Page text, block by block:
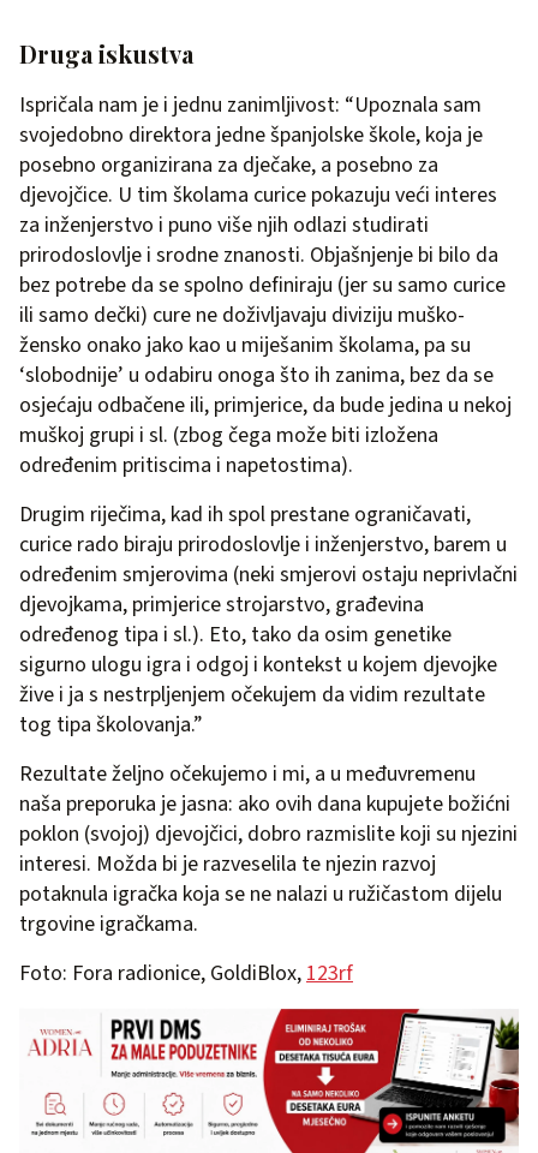
Druga iskustva
Ispričala nam je i jednu zanimljivost: “Upoznala sam
svojedobno direktora jedne španjolske škole, koja je
posebno organizirana za dječake, a posebno za
djevojčice. U tim školama curice pokazuju veći interes
za inženjerstvo i puno više njih odlazi studirati
prirodoslovlje i srodne znanosti. Objašnjenje bi bilo da
bez potrebe da se spolno definiraju (jer su samo curice
ili samo dečki) cure ne doživljavaju diviziju muško-
žensko onako jako kao u miješanim školama, pa su
‘slobodnije’ u odabiru onoga što ih zanima, bez da se
osjećaju odbačene ili, primjerice, da bude jedina u nekoj
muškoj grupi i sl. (zbog čega može biti izložena
određenim pritiscima i napetostima).
Drugim riječima, kad ih spol prestane ograničavati,
curice rado biraju prirodoslovlje i inženjerstvo, barem u
određenim smjerovima (neki smjerovi ostaju neprivlačni
djevojkama, primjerice strojarstvo, građevina
određenog tipa i sl.). Eto, tako da osim genetike
sigurno ulogu igra i odgoj i kontekst u kojem djevojke
žive i ja s nestrpljenjem očekujem da vidim rezultate
tog tipa školovanja.”
Rezultate željno očekujemo i mi, a u međuvremenu
naša preporuka je jasna: ako ovih dana kupujete božićni
poklon (svojoj) djevojčici, dobro razmislite koji su njezini
interesi. Možda bi je razveselila te njezin razvoj
potaknula igračka koja se ne nalazi u ružičastom dijelu
trgovine igračkama.
Foto: Fora radionice, GoldiBlox, 123rf